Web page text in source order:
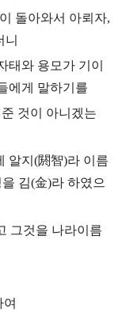
돌아와서 아뢰자,
태와 용모가 기이
에게 말하기를
것이 아니겠는
알지(閼智)라 이름
김(金)라 하였으
그것을 나라이름